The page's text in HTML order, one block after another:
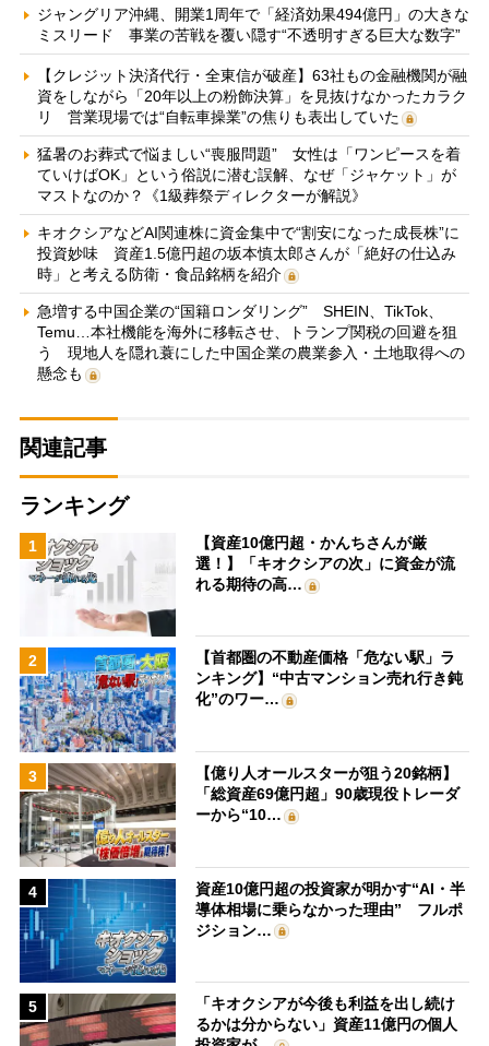
ジャングリア沖縄、開業1周年で「経済効果494億円」の大きな
ミスリード 事業の苦戦を覆い隠す“不透明すぎる巨大な数字”
【クレジット決済代行・全東信が破産】63社もの金融機関が融
資をしながら「20年以上の粉飾決算」を見抜けなかったカラク
リ 営業現場では“自転車操業”の焦りも表出していた
猛暑のお葬式で悩ましい“喪服問題” 女性は「ワンピースを着
ていけばOK」という俗説に潜む誤解、なぜ「ジャケット」が
マストなのか？《1級葬祭ディレクターが解説》
キオクシアなどAI関連株に資金集中で“割安になった成長株”に
投資妙味 資産1.5億円超の坂本慎太郎さんが「絶好の仕込み
時」と考える防衛・食品銘柄を紹介
急増する中国企業の“国籍ロンダリング” SHEIN、TikTok、
Temu…本社機能を海外に移転させ、トランプ関税の回避を狙
う 現地人を隠れ蓑にした中国企業の農業参入・土地取得への
懸念も
関連記事
ランキング
1
【資産10億円超・かんちさんが厳
選！】「キオクシアの次」に資金が流
れる期待の高…
2
【首都圏の不動産価格「危ない駅」ラ
ンキング】“中古マンション売れ行き鈍
化”のワー…
3
【億り人オールスターが狙う20銘柄】
「総資産69億円超」90歳現役トレーダ
ーから“10…
4
資産10億円超の投資家が明かす“AI・半
導体相場に乗らなかった理由” フルポ
ジション…
5
「キオクシアが今後も利益を出し続け
るかは分からない」資産11億円の個人